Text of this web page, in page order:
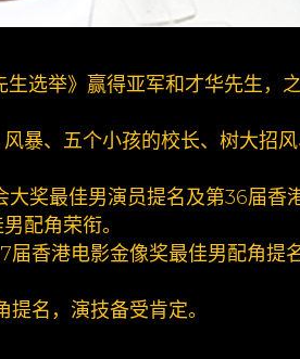
选举》赢得亚军和才华先生，
暴、五个小孩的校长、树大招
奖最佳男演员提名及第36届香
配角荣衔。
香港电影金像奖最佳男配角
名，演技备受肯定。